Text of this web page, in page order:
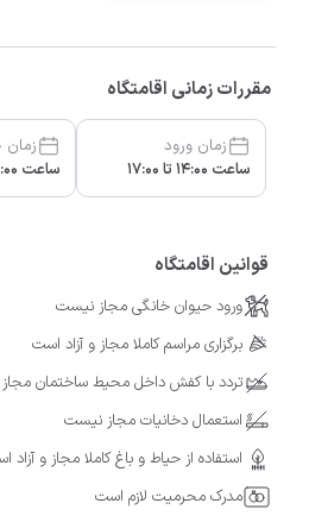
مقررات زمانی اقامتگاه
زمان ورود
ساعت 14:00 تا 17:00
ساعت 12:00
قوانین اقامتگاه
ورود حیوان خانگی مجاز نیست
برگزاری مراسم کاملا مجاز و آزاد است
تردد با کفش داخل محیط ساختمان
استعمال دخانیات مجاز نیست
استفاده از حیاط و باغ کاملا مجاز و آزاد
مدرک محرمیت لازم است